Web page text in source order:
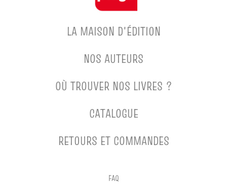
LA MAISON D'ÉDITION
NOS AUTEURS
OÙ TROUVER NOS LIVRES ?
CATALOGUE
RETOURS ET COMMANDES
FAQ